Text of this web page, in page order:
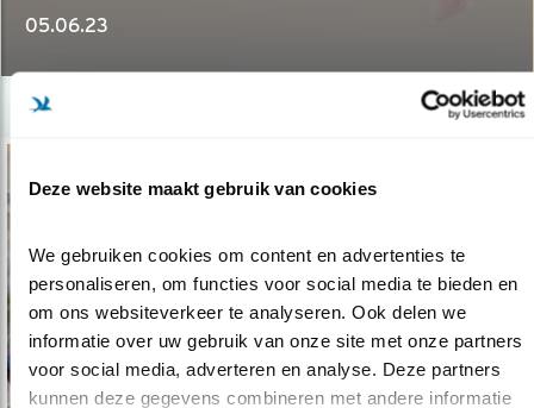
Deze website maakt gebruik van cookies
We gebruiken cookies om content en advertenties te
personaliseren, om functies voor social media te bieden en
om ons websiteverkeer te analyseren. Ook delen we
informatie over uw gebruik van onze site met onze partners
voor social media, adverteren en analyse. Deze partners
kunnen deze gegevens combineren met andere informatie
05.06.23